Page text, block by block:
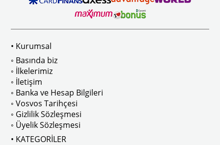
• Kurumsal
◦ Basında biz
◦ İlkelerimiz
◦ İletişim
◦ Banka ve Hesap Bilgileri
◦ Vosvos Tarihçesi
◦ Gizlilik Sözleşmesi
◦ Üyelik Sözleşmesi
• KATEGORİLER